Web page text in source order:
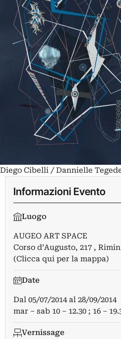
Diego Cibelli / Dannielle
Informazioni Evento
Luogo
AUGEO ART SPACE
Corso d’Augusto, 217 ,
(Clicca qui per la mappa)
Date
Dal 05/07/2014al 28/09/2014
mar – sab 10 – 12.30 ; 16 –
Vernissage